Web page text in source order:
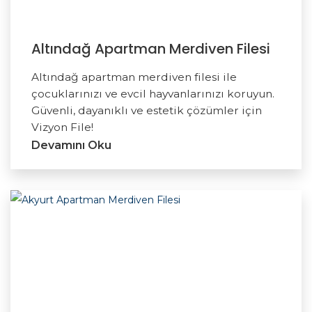
Altındağ Apartman Merdiven Filesi
Altındağ apartman merdiven filesi ile
çocuklarınızı ve evcil hayvanlarınızı koruyun.
Güvenli, dayanıklı ve estetik çözümler için
Vizyon File!
Devamını Oku